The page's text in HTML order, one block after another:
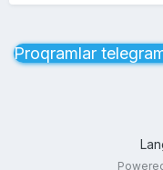
Proqramlar